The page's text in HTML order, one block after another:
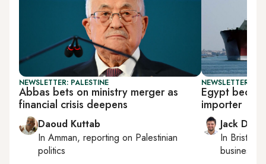
NEWSLETTER: PALESTINE
Abbas bets on ministry merger as
financial crisis deepens
Daoud Kuttab
In Amman, reporting on Palestinian
politics
NEWSLETTER:
Egypt
importer
Jack
In Bristol
business,